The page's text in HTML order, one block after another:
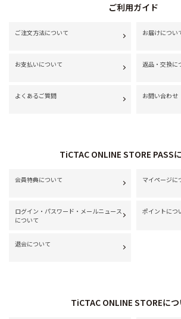
ご利用ガイド
ご注文方法について お届けについ
お支払いについて 返品・交換に
よくあるご質問 お問い合わせ
TiCTAC ONLINE STORE PASS
会員特典について マイページに
ログイン・パスワード・メールニュース
について
ポイントにつ
退会について
TiCTAC ONLINE STOREに